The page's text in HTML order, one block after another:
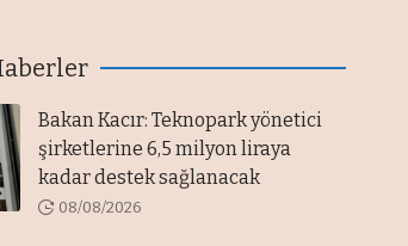
Bakan Kacır: Teknopark yönetici
şirketlerine 6,5 milyon liraya
kadar destek sağlanacak
08/08/2026